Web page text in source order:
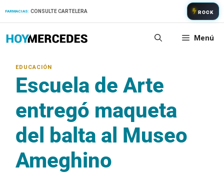
FARMACIAS: CONSULTE CARTELERA ROCK
Menú
Escuela de Arte
entregó maqueta
del balta al Museo
Ameghino